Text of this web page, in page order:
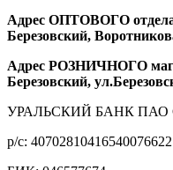
Адрес ОПТОВОГО
Березовский,
Адрес РОЗНИЧНОГО
Березовский,
УРАЛЬСКИЙ БАНК ПАО
р/c: 40702810416540076622